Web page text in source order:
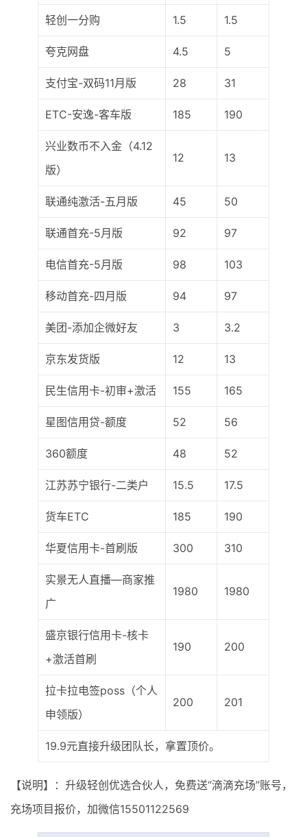
轻创一分购 1.5 1.5
夸克网盘 4.5 5
支付宝-双码11月版 28 31
ETC-安逸-客车版 185 190
兴业数币不入金（4.12
版）
12 13
联通纯激活-五月版 45 50
联通首充-5月版 92 97
电信首充-5月版 98 103
移动首充-四月版 94 97
美团-添加企微好友 3 3.2
京东发货版 12 13
民生信用卡-初审+激活 155 165
星图信用贷-额度 52 56
360额度 48 52
江苏苏宁银行-二类户 15.5 17.5
货车ETC 185 190
华夏信用卡-首刷版 300 310
实景无人直播—商家推
广
1980 1980
盛京银行信用卡-核卡
+激活首刷
190 200
拉卡拉电签poss（个人
申领版）
200 201
19.9元直接升级团队长，拿置顶价。
【说明】：升级轻创优选合伙人，免费送“滴滴充场”账号，
充场项目报价，加微信15501122569